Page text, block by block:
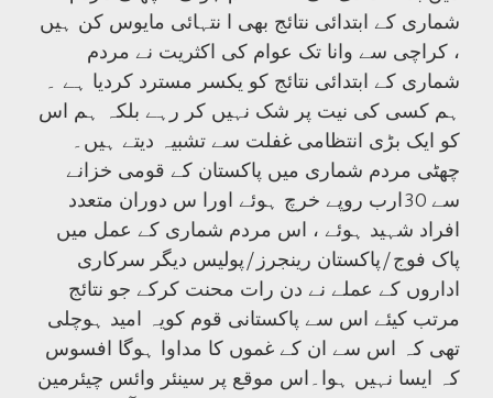
شماری کے ابتدائی نتائج بھی ا نتہائی مایوس کن ہیں
، کراچی سے وانا تک عوام کی اکثریت نے مردم
شماری کے ابتدائی نتائج کو یکسر مسترد کردیا ہے ۔
ہم کسی کی نیت پر شک نہیں کر رہے بلکہ ہم اس
کو ایک بڑی انتظامی غفلت سے تشبیہ دیتے ہیں۔
چھٹی مردم شماری میں پاکستان کے قومی خزانے
سے 30ارب روپے خرچ ہوئے اورا س دوران متعدد
افراد شہید ہوئے ، اس مردم شماری کے عمل میں
پاک فوج/پاکستان رینجرز/پولیس دیگر سرکاری
اداروں کے عملے نے دن رات محنت کرکے جو نتائج
مرتب کیئے اس سے پاکستانی قوم کویہ امید ہوچلی
تھی کہ اس سے ان کے غموں کا مداوا ہوگا افسوس
کہ ایسا نہیں ہوا۔اس موقع پر سینئر وائس چیئرمین